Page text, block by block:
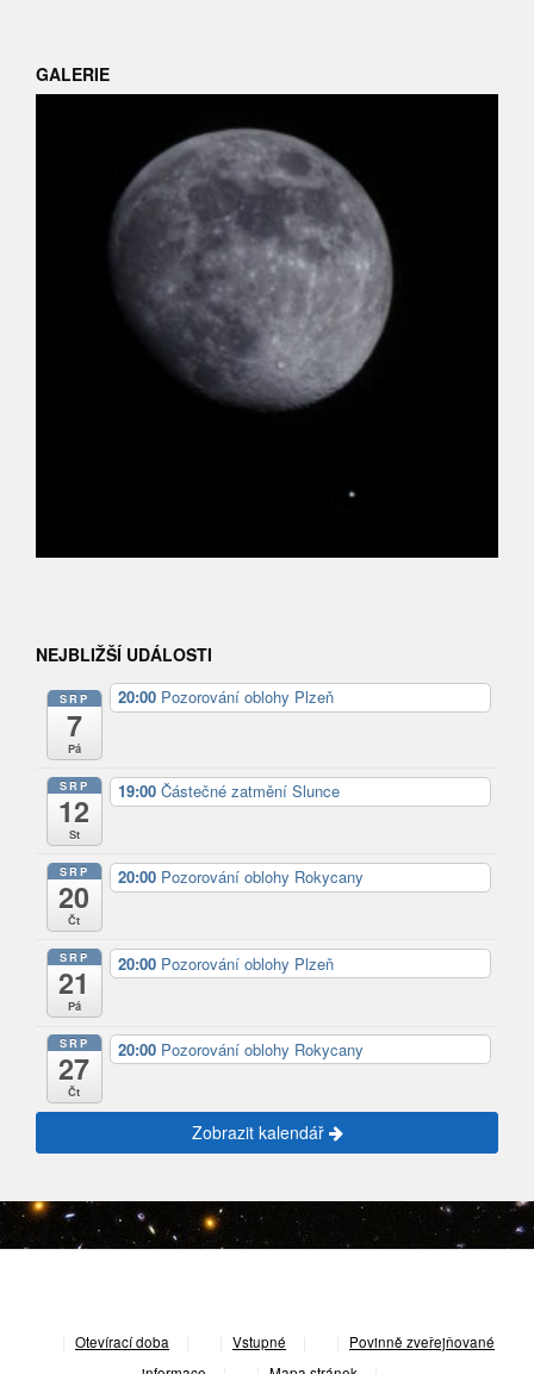
GALERIE
NEJBLIŽŠÍ UDÁLOSTI
SRP
7
Pá
20:00 Pozorování oblohy Plzeň
SRP
12
St
19:00 Částečné zatmění Slunce
SRP
20
Čt
20:00 Pozorování oblohy Rokycany
SRP
21
Pá
20:00 Pozorování oblohy Plzeň
SRP
27
Čt
20:00 Pozorování oblohy Rokycany
Zobrazit kalendář
Otevírací doba Vstupné
Povinně zveřejňované